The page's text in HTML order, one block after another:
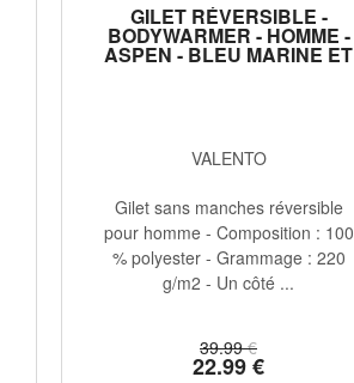
GILET RÉVERSIBLE -
BODYWARMER - HOMME -
ASPEN - BLEU MARINE ET
VALENTO
39.99 €
22.99€
Gilet sans manches réversible
pour homme - Composition : 100
% polyester - Grammage : 220
g/m2 - Un côté ...